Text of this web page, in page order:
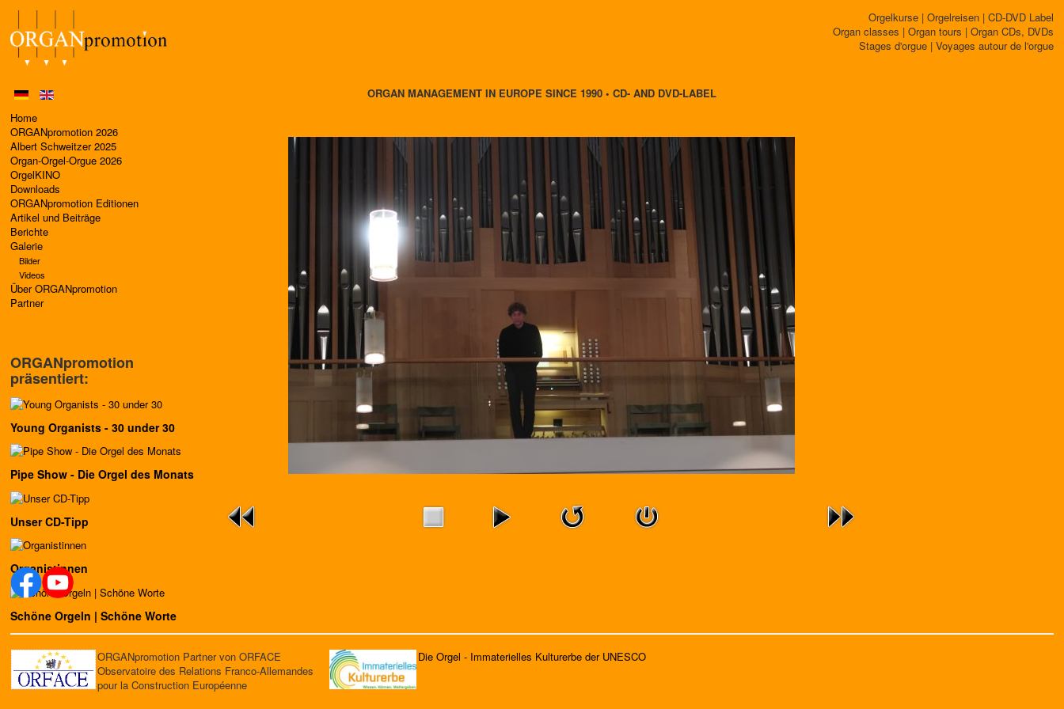
Orgelkurse | Orgelreisen | CD-DVD Label
Organ classes | Organ tours | Organ CDs, DVDs
Stages d'orgue | Voyages autour de l'orgue
Home
ORGANpromotion 2026
Albert Schweitzer 2025
Organ-Orgel-Orgue 2026
OrgelKINO
Downloads
ORGANpromotion Editionen
Artikel und Beiträge
Berichte
Galerie
Bilder
Videos
Über ORGANpromotion
Partner
ORGAN MANAGEMENT IN EUROPE SINCE 1990 • CD- AND DVD-LABEL
ORGANpromotion
präsentiert:
Young Organists - 30 under 30
Pipe Show - Die Orgel des Monats
Unser CD-Tipp
Organistinnen
Schöne Orgeln | Schöne Worte
ORGANpromotion Partner von ORFACE
Observatoire des Relations Franco-Allemandes
pour la Construction Européenne
Die Orgel - Immaterielles Kulturerbe der UNESCO